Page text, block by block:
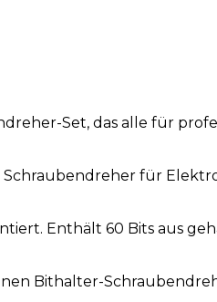
Set, das alle für
für
Enthält 60 Bits aus
Bithalter-